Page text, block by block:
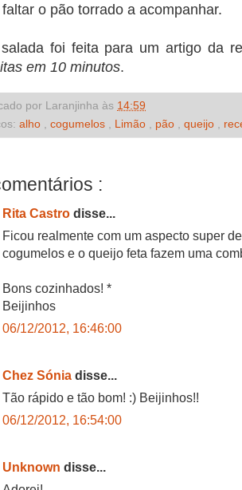
o pão torrado a acompanhar.
foi feita para um artigo da
em 10 minutos.
por Laranjinha às 14:59
alho cogumelos Limão pão queijo
:
Rita Castro disse...
Ficou realmente com um aspecto super
cogumelos e o queijo feta fazem uma
Bons cozinhados! *
Beijinhos
06/12/2012, 16:46:00
Chez Sónia disse...
Tão rápido e tão bom! :) Beijinhos!!
06/12/2012, 16:54:00
Unknown disse...